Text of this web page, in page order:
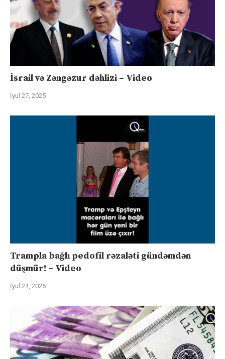
İsrail və Zəngəzur dəhlizi – Video
İyul 27, 2025
Trampla bağlı pedofil rəzaləti gündəmdən
düşmür! – Video
İyul 24, 2025